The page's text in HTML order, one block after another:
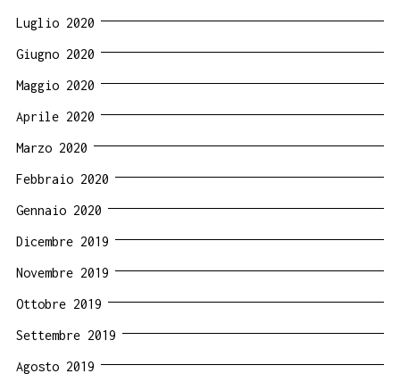
Luglio 2020
Giugno 2020
Maggio 2020
Aprile 2020
Marzo 2020
Febbraio 2020
Gennaio 2020
Dicembre 2019
Novembre 2019
Ottobre 2019
Settembre 2019
Agosto 2019